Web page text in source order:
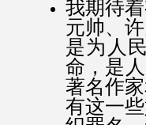
我期待
元帅、
是为人
命，是
著名作
有这一